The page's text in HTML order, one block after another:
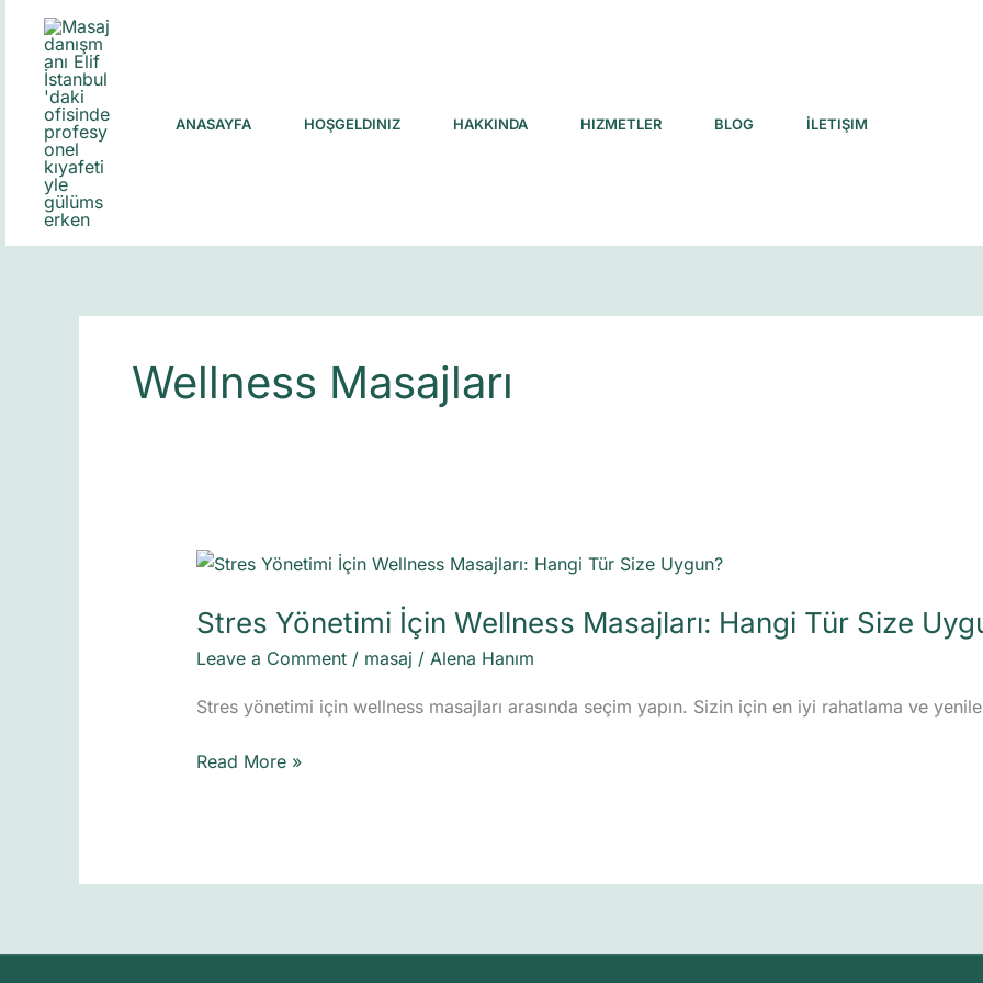
content
ANASAYFA HOŞGELDINIZ HAKKINDA HIZMETLER BLOG İLETIŞIM
Wellness Masajları
Stres Yönetimi İçin Wellness Masajları: Hangi Tür Size
Leave a Comment / masaj / Alena Hanım
Stres yönetimi için wellness masajları arasında seçim yapın. Sizin için en iyi rahatlama ve
Stres
İçin
Wellness
Hangi
Size
Read More »